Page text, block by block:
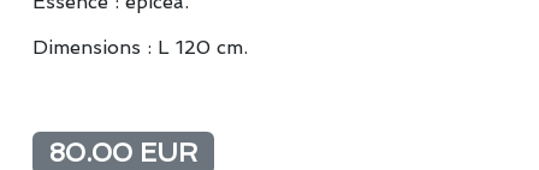
Dimensions : L 120 cm.
80.00 EUR